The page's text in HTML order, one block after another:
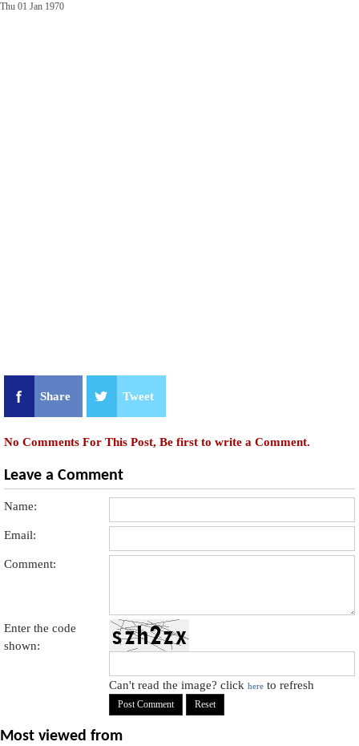
Thu 01 Jan 1970
Share Tweet
No Comments For This Post, Be first to write a Comment.
Leave a Comment
Name:
Email:
Comment:
Enter the code
shown:
Can't read the image? clickhere to refresh
Most viewed from